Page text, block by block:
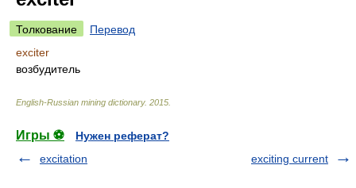
Толкование
Перевод
exciter
возбудитель
English-Russian mining dictionary. 2015
Игры ⚽
Нужен реферат?
excitation
exciting current